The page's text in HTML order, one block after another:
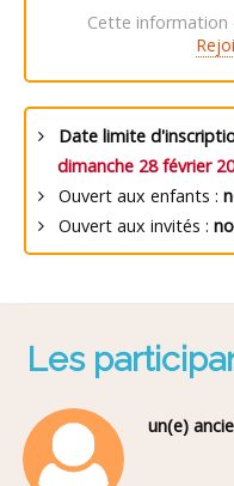
Cette information
Date limite
dimanche 28 février
Ouvert aux enfants :
Ouvert aux invités :
Les
un(e)